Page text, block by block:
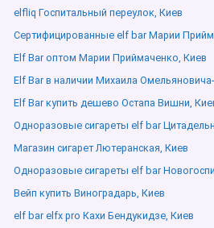
elfliq Госпитальный переулок, Киев
Сертифицированные elf bar Марии
Elf Bar оптом Марии Приймаченко, Киев
Elf Bar в наличии Михаила
Elf Bar купить дешево Остапа Вишни,
Одноразовые сигареты elf bar
Магазин сигарет Лютеранская, Киев
Одноразовые сигареты elf bar
Вейп купить Виноградарь, Киев
elf bar elfx pro Кахи Бендукидзе, Киев